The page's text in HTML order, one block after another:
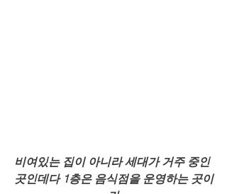
비여있는 집이 아니라 세대가 거주 중인
곳인데다 1층은 음식점을 운영하는 곳이